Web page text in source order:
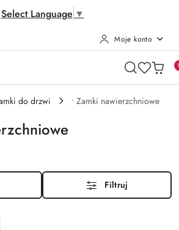
Select Language ▼
głównej
głównego Moje konto
do drzwi • Zamki nawierzchniowe
Filtruj